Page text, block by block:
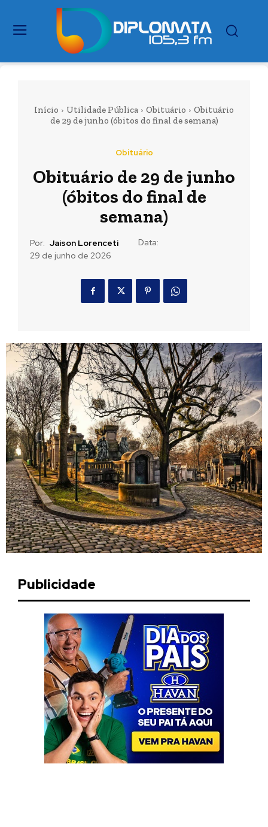
Início Utilidade Pública Obituário
Obituário
de 29 de junho (óbitos do final de semana)
Obituário
Obituário de 29 de junho
(óbitos do final de
semana)
Por: Jaison Lorenceti
Data:
29 de junho de 2026
Publicidade